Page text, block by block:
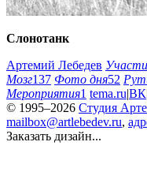
Слонотанк
Артемий Лебедев
Мозг137 Фото дня52
Мероприятия1 tema.ru|ВК
© 1995–2026 Студия
mailbox@artlebedev.ru,
Заказать дизайн...